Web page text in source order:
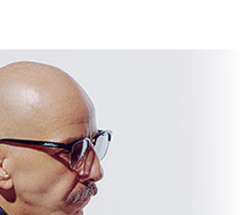
SOFTMACHINE 2026
秋冬 先行予約